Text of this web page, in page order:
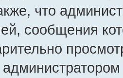
что
сообщения